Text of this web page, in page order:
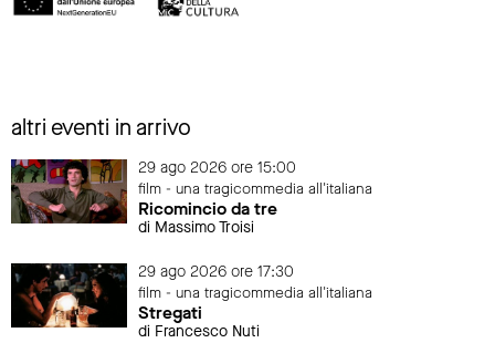
altri eventi in arrivo
29 ago 2026 ore 15:00
film - una tragicommedia all'italiana
Ricomincio da tre
di Massimo Troisi
29 ago 2026 ore 17:30
film - una tragicommedia all'italiana
Stregati
di Francesco Nuti